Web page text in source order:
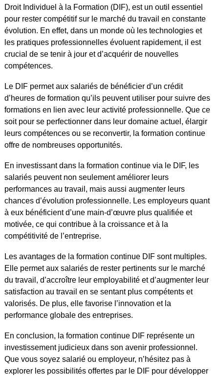
Droit Individuel à la Formation (DIF), est un outil essentiel
pour rester compétitif sur le marché du travail en constante
évolution. En effet, dans un monde où les technologies et
les pratiques professionnelles évoluent rapidement, il est
crucial de se tenir à jour et d’acquérir de nouvelles
compétences.
Le DIF permet aux salariés de bénéficier d’un crédit
d’heures de formation qu’ils peuvent utiliser pour suivre des
formations en lien avec leur activité professionnelle. Que ce
soit pour se perfectionner dans leur domaine actuel, élargir
leurs compétences ou se reconvertir, la formation continue
offre de nombreuses opportunités.
En investissant dans la formation continue via le DIF, les
salariés peuvent non seulement améliorer leurs
performances au travail, mais aussi augmenter leurs
chances d’évolution professionnelle. Les employeurs quant
à eux bénéficient d’une main-d’œuvre plus qualifiée et
motivée, ce qui contribue à la croissance et à la
compétitivité de l’entreprise.
Les avantages de la formation continue DIF sont multiples.
Elle permet aux salariés de rester pertinents sur le marché
du travail, d’accroître leur employabilité et d’augmenter leur
satisfaction au travail en se sentant plus compétents et
valorisés. De plus, elle favorise l’innovation et la
performance globale des entreprises.
En conclusion, la formation continue DIF représente un
investissement judicieux dans son avenir professionnel.
Que vous soyez salarié ou employeur, n’hésitez pas à
explorer les possibilités offertes par le DIF pour développer